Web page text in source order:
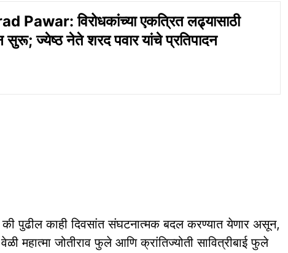
Pawar: विरोधकांच्या एकत्रित लढ्यासाठी
सुरू; ज्येष्ठ नेते शरद पवार यांचे प्रतिपादन
की पुढील काही दिवसांत संघटनात्मक बदल करण्यात येणार असून,
वेळी महात्मा जोतीराव फुले आणि क्रांतिज्योती सावित्रीबाई फुले